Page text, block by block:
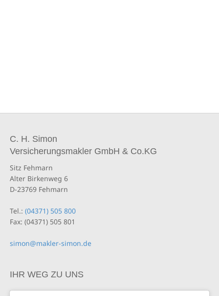
C. H. Simon
Versicherungsmakler GmbH & Co.KG
Sitz Fehmarn
Alter Birkenweg 6
D-23769 Fehmarn
Tel.: (04371) 505 800
Fax: (04371) 505 801
simon@makler-simon.de
IHR WEG ZU UNS